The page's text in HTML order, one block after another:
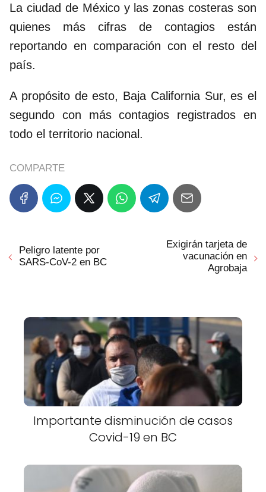
La ciudad de México y las zonas costeras son
quienes más cifras de contagios están
reportando en comparación con el resto del
país.
A propósito de esto, Baja California Sur, es el
segundo con más contagios registrados en
todo el territorio nacional.
COMPARTE
Peligro latente por
SARS-CoV-2 en BC
Exigirán tarjeta de
vacunación en
Agrobaja
Importante disminución de casos
Covid-19 en BC